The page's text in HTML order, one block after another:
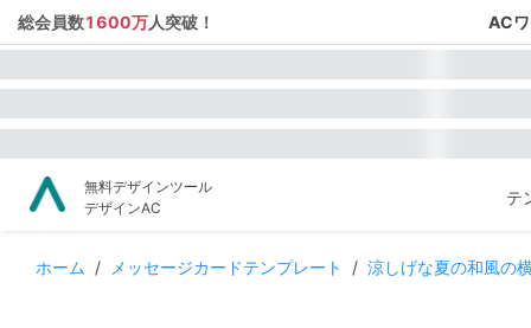
総会員数1600万人突破！ AC
無料デザインツール
デザインAC
テ
ホーム / メッセージカードテンプレート / 涼しげな夏の和風の